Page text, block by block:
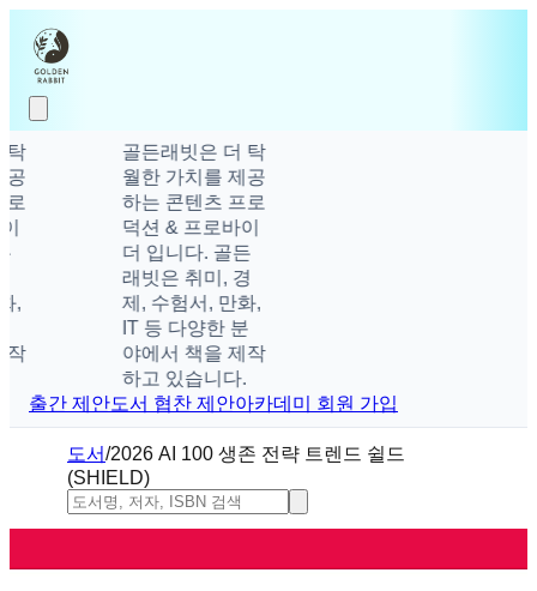
골든래빗은 더 탁
월한 가치를 제공
하는 콘텐츠 프로
덕션 & 프로바이
더 입니다. 골든
래빗은 취미, 경
제, 수험서, 만화,
IT 등 다양한 분
야에서 책을 제작
하고 있습니다.
출간 제안도서 협찬 제안아카데미 회원 가입
도서/2026 AI 100 생존 전략 트렌드 쉴드
(SHIELD)